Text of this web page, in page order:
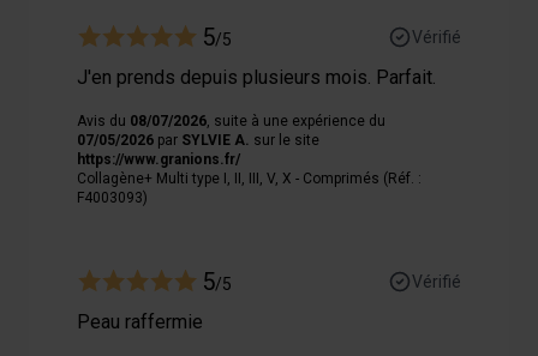
5/5 Vérifié
J'en prends depuis plusieurs mois. Parfait.
Avis du 08/07/2026, suite à une expérience du
07/05/2026 par SYLVIE A. sur le site
https://www.granions.fr/
Collagène+ Multi type I, II, III, V, X - Comprimés (Réf. :
F4003093)
5/5 Vérifié
Peau raffermie